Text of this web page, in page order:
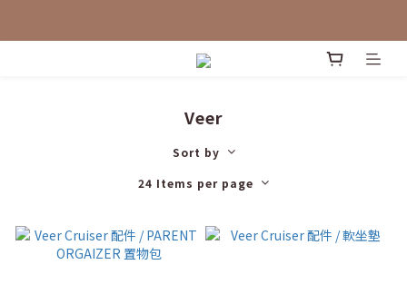
Veer
Sort by
24 Items per page